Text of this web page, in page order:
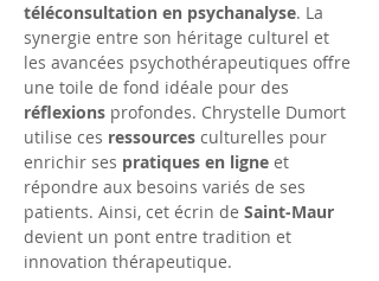
téléconsultation en psychanalyse. La
synergie entre son héritage culturel et
les avancées psychothérapeutiques offre
une toile de fond idéale pour des
réflexions profondes. Chrystelle Dumort
utilise ces ressources culturelles pour
enrichir ses pratiques en ligne et
répondre aux besoins variés de ses
patients. Ainsi, cet écrin de Saint-Maur
devient un pont entre tradition et
innovation thérapeutique.